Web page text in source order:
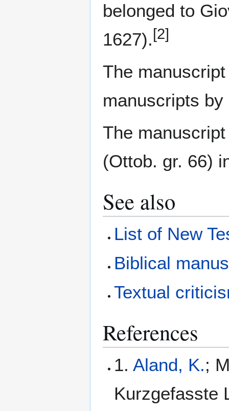
belonged to
1627). [2]
The
manuscripts by
The
(Ottob. gr. 66)
See also
List of New
Biblical
Textual
References
1. Aland, K.;
Kurzgefasste